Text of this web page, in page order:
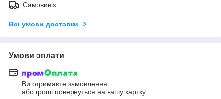
Самовивіз
Всі умови доставки
Умови оплати
Ви отримаєте замовлення
або гроші повернуться на вашу картку